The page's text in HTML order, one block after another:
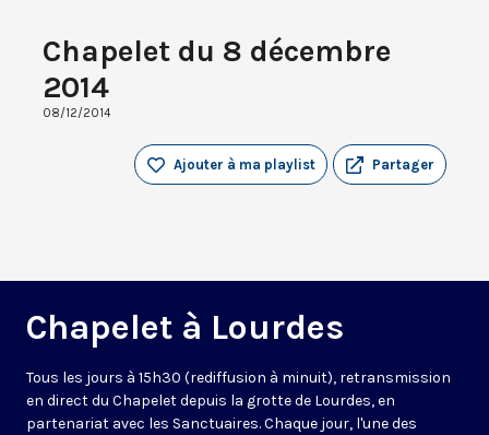
Chapelet du 8 décembre
2014
08/12/2014
Partager
Ajouter à ma playlist
Chapelet à Lourdes
Tous les jours à 15h30 (rediffusion à minuit), retransmission
en direct du Chapelet depuis la grotte de Lourdes, en
partenariat avec les Sanctuaires. Chaque jour, l'une des